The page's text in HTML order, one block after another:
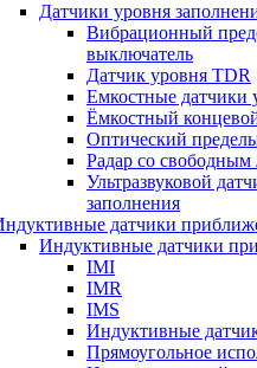
Датчики уровня
Вибрационный
выключатель
Датчик уровня TDR
Емкостные датчики
Ёмкостный
Оптический
Радар со свободным
Ультразвуковой
заполнения
датчики
Индуктивные датчики
IMI
IMR
IMS
Индуктивные
Прямоугольное